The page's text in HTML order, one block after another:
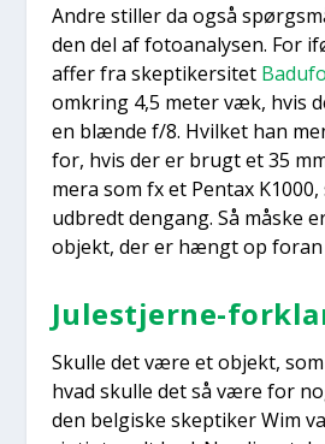
Andre stil­ler da også
den del af foto­a­na­ly­sen. For
af­fer fra skep­ti­ker­si­tet
omkring 4,5 meter væk, hvis
en blæn­de f/8. Hvil­ket han
for, hvis der er brugt et 35
me­ra som fx et Pen­tax
udbredt den­gang. Så måske
objekt, der er hængt op for­an
Jule­stjer­ne-
Skul­le det være et objekt,
hvad skul­le det så være for
den bel­gi­ske skep­ti­ker Wim